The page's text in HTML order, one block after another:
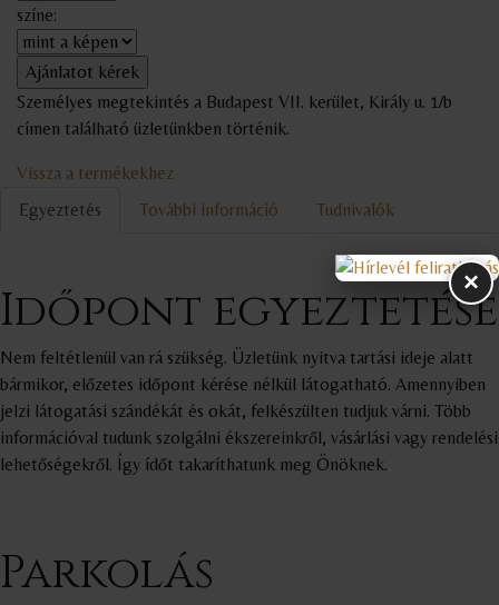
színe:
Személyes megtekintés a Budapest VII. kerület, Király u. 1/b
címen található üzletünkben történik.
Vissza a termékekhez
Egyeztetés
További információ Tudnivalók
Időpont egyeztetése
Nem feltétlenül van rá szükség. Üzletünk nyitva tartási ideje alatt
bármikor, előzetes időpont kérése nélkül látogatható. Amennyiben
jelzi látogatási szándékát és okát, felkészülten tudjuk várni. Több
információval tudunk szolgálni ékszereinkről, vásárlási vagy rendelési
lehetőségekről. Így ídőt takaríthatunk meg Önöknek.
Parkolás
×